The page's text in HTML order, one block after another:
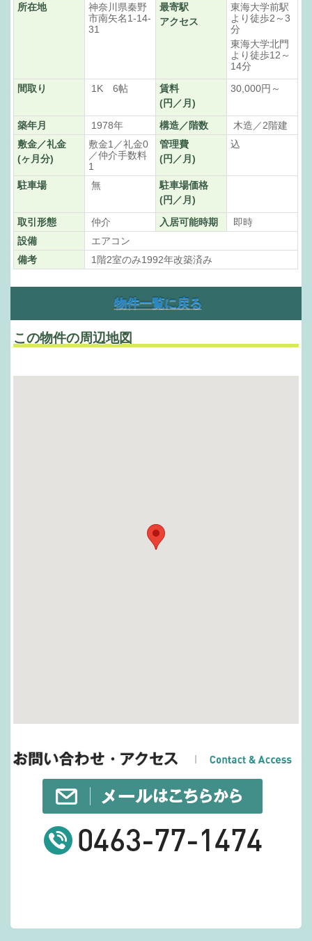
所在地
神奈川県秦野
市南矢名1-14-
31
最寄駅
アクセス
東海大学前駅
より徒歩2～3
分
東海大学北門
より徒歩12～
14分
間取り
1K 6帖
賃料
(円／月)
30,000円～
築年月 1978年 構造／階数
木造／2階建
敷金／礼金
(ヶ月分)
敷金1／礼金0
／仲介手数料
1
管理費
(円／月)
込
駐車場 無
駐車場価格
(円／月)
取引形態
仲介 入居可能時期
即時
設備
エアコン
備考
1階2室のみ1992年改築済み
物件一覧に戻る
この物件の周辺地図